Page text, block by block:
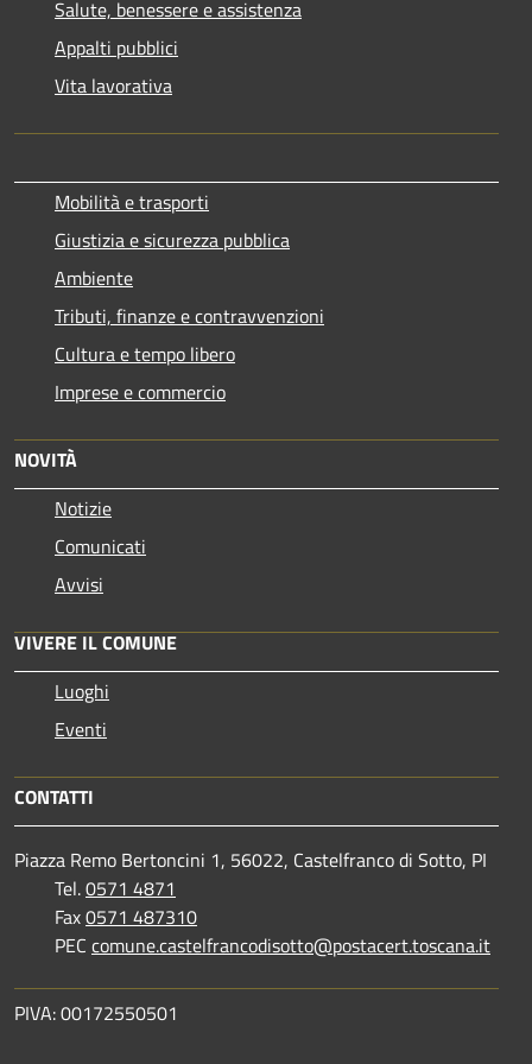
Salute, benessere e assistenza
Appalti pubblici
Vita lavorativa
Mobilità e trasporti
Giustizia e sicurezza pubblica
Ambiente
Tributi, finanze e contravvenzioni
Cultura e tempo libero
Imprese e commercio
NOVITÀ
Notizie
Comunicati
Avvisi
VIVERE IL COMUNE
Luoghi
Eventi
CONTATTI
Piazza Remo Bertoncini 1, 56022, Castelfranco di Sotto, PI
Tel.0571 4871
Fax0571 487310
PEC comune.castelfrancodisotto@postacert.toscana.it
PIVA: 00172550501